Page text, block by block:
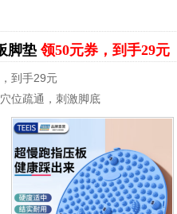
脚垫领50元券，到手29元
到手29元
位疏通，刺激脚底